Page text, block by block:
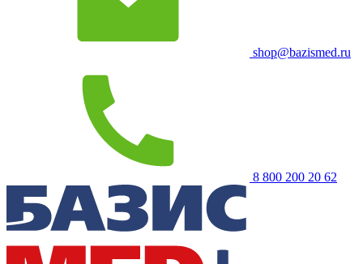
shop@bazismed.ru
8 800 200 20 62